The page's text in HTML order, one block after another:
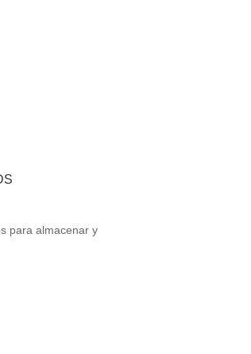
para almacenar y